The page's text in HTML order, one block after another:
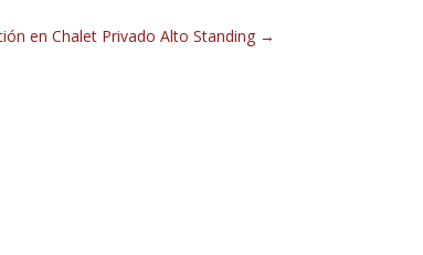
en Chalet Privado Alto Standing→